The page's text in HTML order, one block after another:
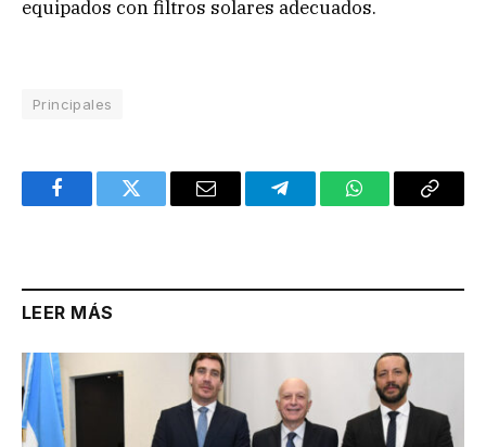
equipados con filtros solares adecuados.
Principales
FacebookTwitter Email TelegramWhatsAppCopy
LEER MÁS